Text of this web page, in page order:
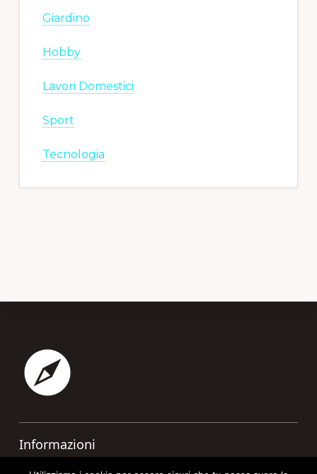
Giardino
Hobby
Lavori Domestici
Sport
Tecnologia
Informazioni